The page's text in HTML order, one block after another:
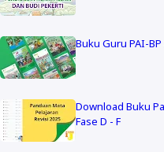
Buku Guru PAI-
Download Buku
Fase D - F